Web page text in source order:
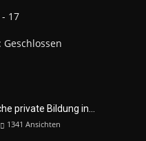
17
Geschlossen
private Bildung in...
1341 Ansichten